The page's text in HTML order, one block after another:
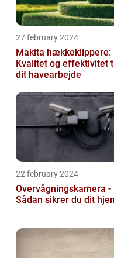
27 february 2024
Makita hækkeklippere:
Kvalitet og effektivitet
dit havearbejde
22 february 2024
Overvågningskamera -
Sådan sikrer du dit